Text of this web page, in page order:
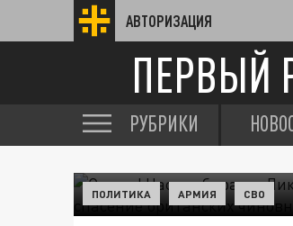
АВТОРИЗАЦИЯ
ПЕРВЫЙ
РУБРИКИ
ПОЛИТИКА АРМИЯ СВО